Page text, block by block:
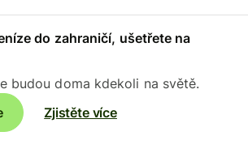
do zahraničí, ušetřete na
budou doma kdekoli na světě.
Zjistěte více